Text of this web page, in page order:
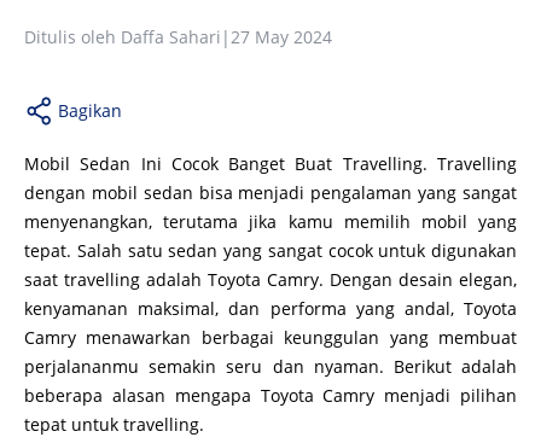
Ditulis oleh Daffa Sahari |27 May 2024
Bagikan
Mobil Sedan Ini Cocok Banget Buat Travelling. Travelling
dengan mobil sedan bisa menjadi pengalaman yang sangat
menyenangkan, terutama jika kamu memilih mobil yang
tepat. Salah satu sedan yang sangat cocok untuk digunakan
saat travelling adalah Toyota Camry. Dengan desain elegan,
kenyamanan maksimal, dan performa yang andal, Toyota
Camry menawarkan berbagai keunggulan yang membuat
perjalananmu semakin seru dan nyaman. Berikut adalah
beberapa alasan mengapa Toyota Camry menjadi pilihan
tepat untuk travelling.